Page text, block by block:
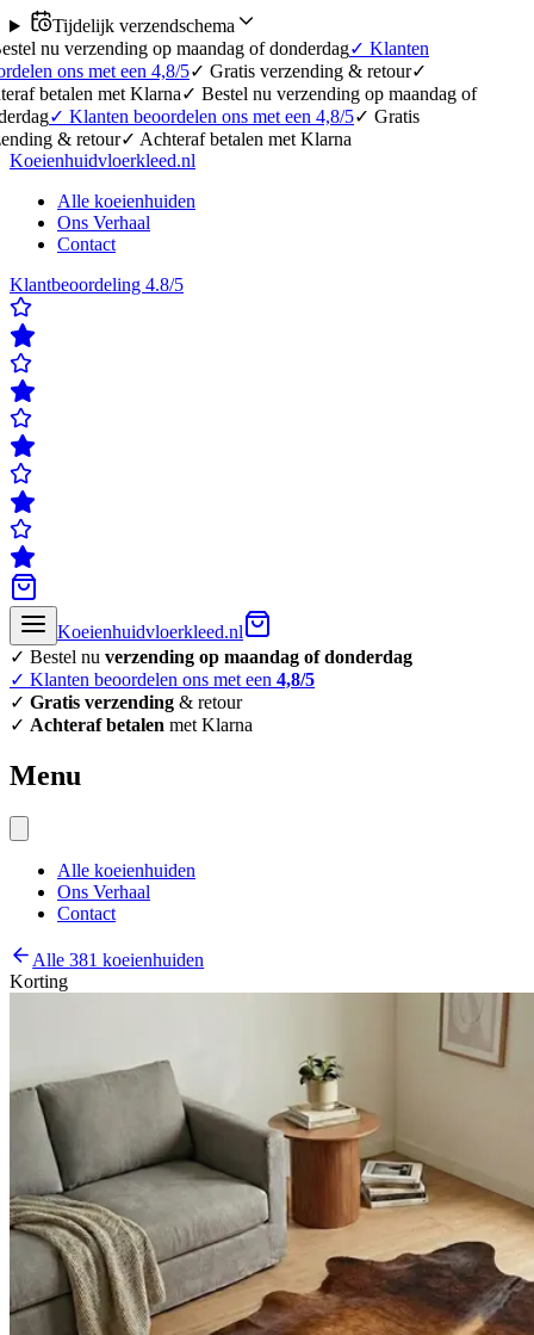
Tijdelijk verzendschema
op maandag of donderdag✓Klanten
een 4,8/5✓Gratis verzending & retour✓
met Klarna ✓Bestel nu verzending op maandag of
beoordelen ons met een 4,8/5✓Gratis
✓ Achteraf betalen met Klarna
Koeienhuidvloerkleed.nl
Alle koeienhuiden
Ons Verhaal
Contact
Klantbeoordeling 4.8/5
Koeienhuidvloerkleed.nl
✓ Bestel nu verzending op maandag of donderdag
✓ Klanten beoordelen ons met een 4,8/5
✓ Gratis verzending & retour
✓ Achteraf betalen met Klarna
Menu
Alle koeienhuiden
Ons Verhaal
Contact
Alle 381 koeienhuiden
Korting